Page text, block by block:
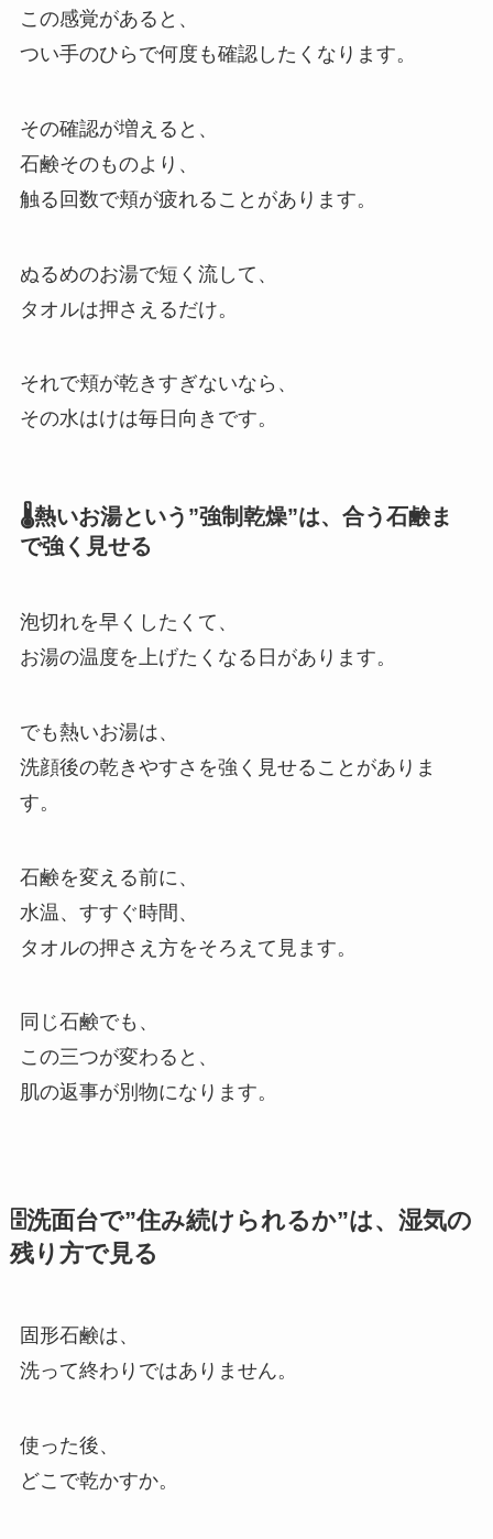
この感覚があると、
つい手のひらで何度も確認したくなります。
その確認が増えると、
石鹸そのものより、
触る回数で頬が疲れることがあります。
ぬるめのお湯で短く流して、
タオルは押さえるだけ。
それで頬が乾きすぎないなら、
その水はけは毎日向きです。
🌡️熱いお湯という”強制乾燥”は、合う石鹸ま
で強く見せる
泡切れを早くしたくて、
お湯の温度を上げたくなる日があります。
でも熱いお湯は、
洗顔後の乾きやすさを強く見せることがありま
す。
石鹸を変える前に、
水温、すすぐ時間、
タオルの押さえ方をそろえて見ます。
同じ石鹸でも、
この三つが変わると、
肌の返事が別物になります。
🗄️洗面台で”住み続けられるか”は、湿気の
残り方で見る
固形石鹸は、
洗って終わりではありません。
使った後、
どこで乾かすか。